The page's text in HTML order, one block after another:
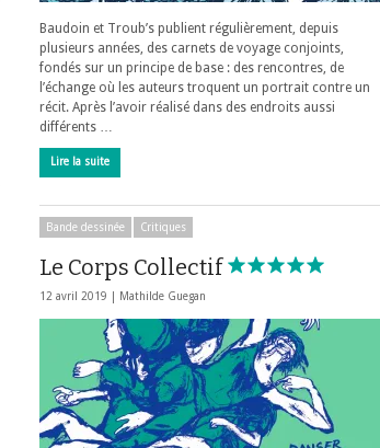
Baudoin et Troub’s publient régulièrement, depuis
plusieurs années, des carnets de voyage conjoints,
fondés sur un principe de base : des rencontres, de
l’échange où les auteurs troquent un portrait contre un
récit. Après l’avoir réalisé dans des endroits aussi
différents …
Lire la suite
Bande dessinée Critiques
Le Corps Collectif
12 avril 2019 | Mathilde Guegan